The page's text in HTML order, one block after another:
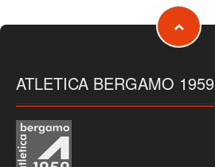
ATLETICA BERGAMO 1959